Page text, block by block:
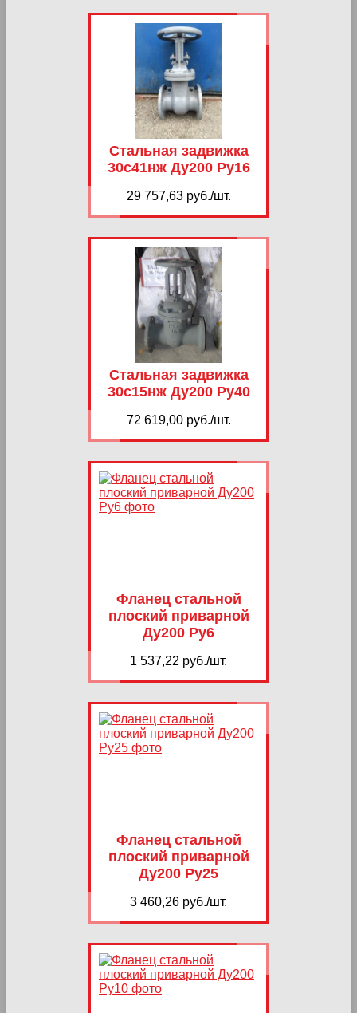
Стальная задвижка
30с41нж Ду200 Ру16
29 757,63 руб./шт.
Стальная задвижка
30с15нж Ду200 Ру40
72 619,00 руб./шт.
Фланец стальной
плоский приварной
Ду200 Ру6
1 537,22 руб./шт.
Фланец стальной
плоский приварной
Ду200 Ру25
3 460,26 руб./шт.